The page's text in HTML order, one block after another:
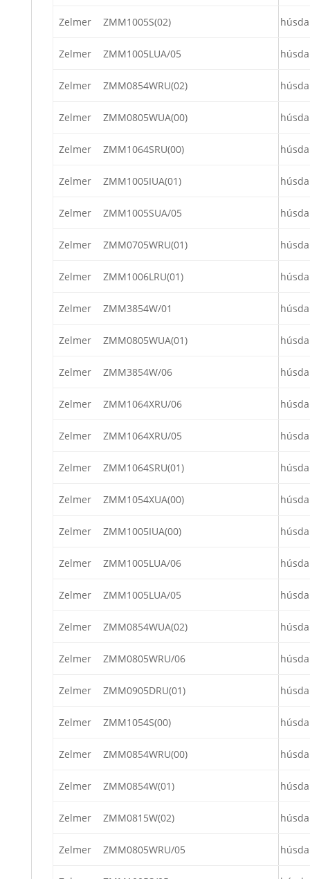
Zelmer ZMM1005S(02)
Zelmer ZMM1005LUA/05
Zelmer ZMM0854WRU(02)
Zelmer ZMM0805WUA(00)
Zelmer ZMM1064SRU(00)
Zelmer ZMM1005IUA(01)
Zelmer ZMM1005SUA/05
Zelmer ZMM0705WRU(01)
Zelmer ZMM1006LRU(01)
Zelmer ZMM3854W/01
Zelmer ZMM0805WUA(01)
Zelmer ZMM3854W/06
Zelmer ZMM1064XRU/06
Zelmer ZMM1064XRU/05
Zelmer ZMM1064SRU(01)
Zelmer ZMM1054XUA(00)
Zelmer ZMM1005IUA(00)
Zelmer ZMM1005LUA/06
Zelmer ZMM1005LUA/05
Zelmer ZMM0854WUA(02)
Zelmer ZMM0805WRU/06
Zelmer ZMM0905DRU(01)
Zelmer ZMM1054S(00)
Zelmer ZMM0854WRU(00)
Zelmer ZMM0854W(01)
Zelmer ZMM0815W(02)
Zelmer ZMM0805WRU/05